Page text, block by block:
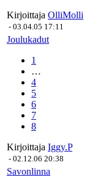
Kirjoittaja OlliMolli
- 03.04.05 17:11
Joulukadut
1
…
4
5
6
7
8
Kirjoittaja Iggy.P
- 02.12.06 20:38
Savonlinna